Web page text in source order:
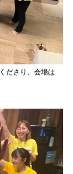
ださり、会場は